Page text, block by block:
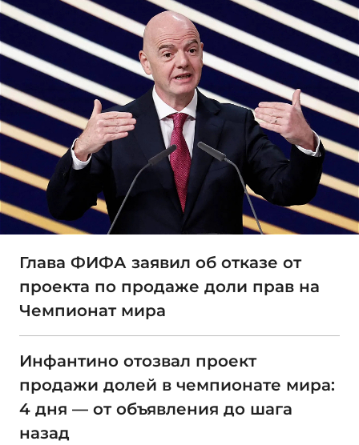
Глава ФИФА заявил об отказе от
проекта по продаже доли прав на
Чемпионат мира
Инфантино отозвал проект
продажи долей в чемпионате мира:
4 дня — от объявления до шага
назад